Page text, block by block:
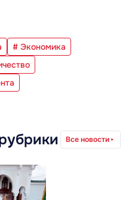
# Экономика
Все новости